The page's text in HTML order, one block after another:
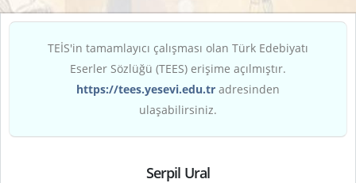
TEİS'in tamamlayıcı çalışması olan Türk Edebiyatı
Eserler Sözlüğü (TEES) erişime açılmıştır.
https://tees.yesevi.edu.tr adresinden
ulaşabilirsiniz.
Serpil Ural